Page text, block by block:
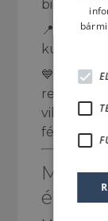
📍 Hol
💙
rejtőzni a
világít, így
fényben.
Miért
értük?